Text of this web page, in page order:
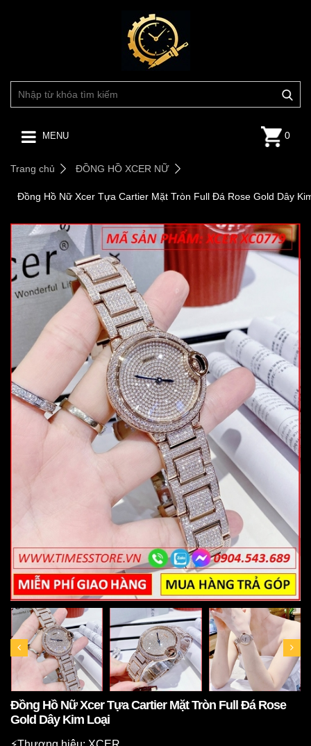
MENU 0
Trang chủ ĐỒNG HỒ XCER NỮ
Đồng Hồ Nữ Xcer Tựa Cartier Mặt Tròn Full Đá Rose Gold Dây
Đồng Hồ Nữ Xcer Tựa Cartier Mặt Tròn Full Đá Rose
Gold Dây Kim Loại